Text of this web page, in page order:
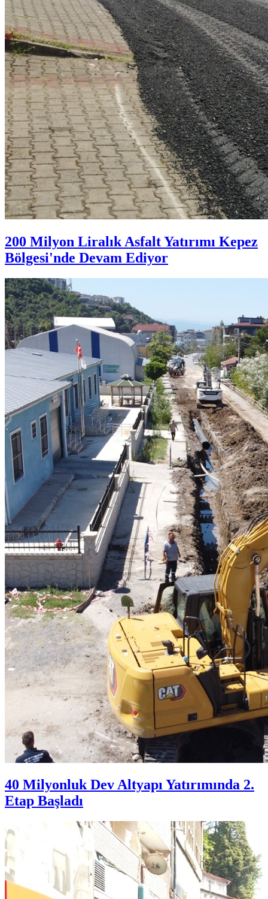
200 Milyon Liralık Asfalt Yatırımı Kepez
Bölgesi'nde Devam Ediyor
40 Milyonluk Dev Altyapı Yatırımında 2.
Etap Başladı